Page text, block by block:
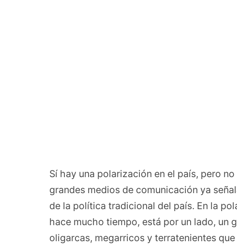
Sí hay una polarización en el país, pero
grandes medios de comunicación ya
de la política tradicional del país. En la
hace mucho tiempo, está por un lado, un
oligarcas, megarricos y terratenientes